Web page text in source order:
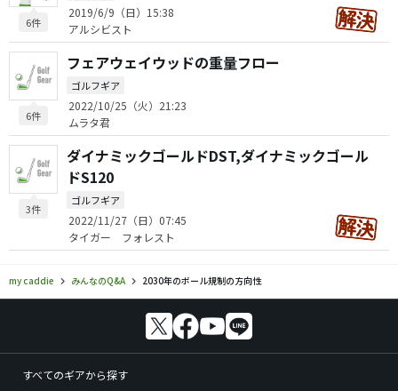
6件
2019/6/9（日）15:38
アルシビスト
6件
フェアウェイウッドの重量フロー
ゴルフギア
2022/10/25（火）21:23
ムラタ君
3件
ダイナミックゴールドDST,ダイナミックゴール
ドS120
ゴルフギア
2022/11/27（日）07:45
タイガー フォレスト
my caddie みんなのQ&A 2030年のボール規制の方向性
すべてのギアから探す